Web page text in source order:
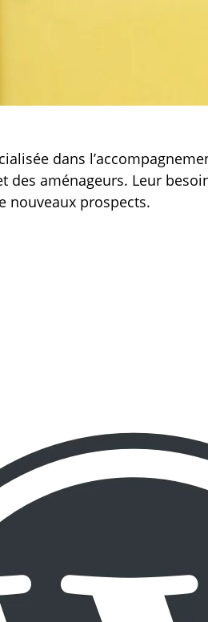
dans
des aménageurs. Leur
nouveaux prospects.